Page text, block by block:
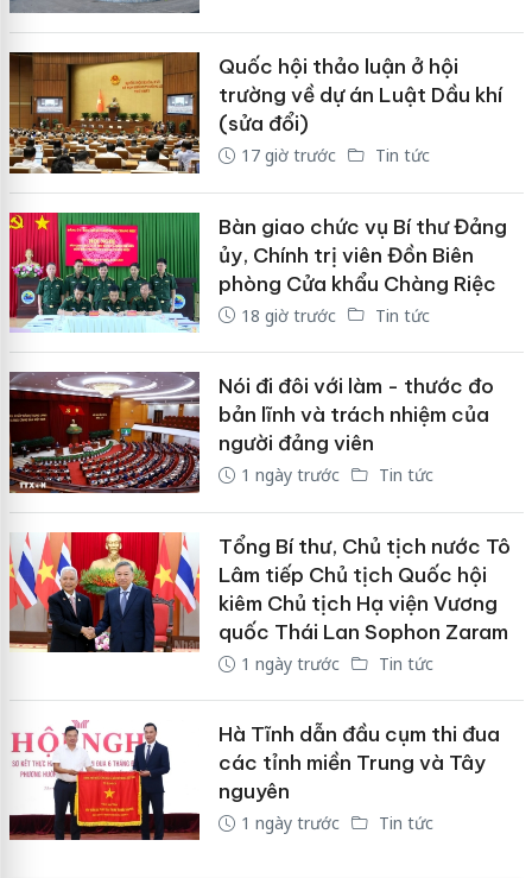
Quốc hội thảo luận ở hội
trường về dự án Luật Dầu khí
(sửa đổi)
17 giờ trước Tin tức
Bàn giao chức vụ Bí thư Đảng
ủy, Chính trị viên Đồn Biên
phòng Cửa khẩu Chàng Riệc
18 giờ trước Tin tức
Nói đi đôi với làm - thước đo
bản lĩnh và trách nhiệm của
người đảng viên
1 ngày trước Tin tức
Tổng Bí thư, Chủ tịch nước Tô
Lâm tiếp Chủ tịch Quốc hội
kiêm Chủ tịch Hạ viện Vương
quốc Thái Lan Sophon Zaram
1 ngày trước Tin tức
Hà Tĩnh dẫn đầu cụm thi đua
các tỉnh miền Trung và Tây
nguyên
1 ngày trước Tin tức